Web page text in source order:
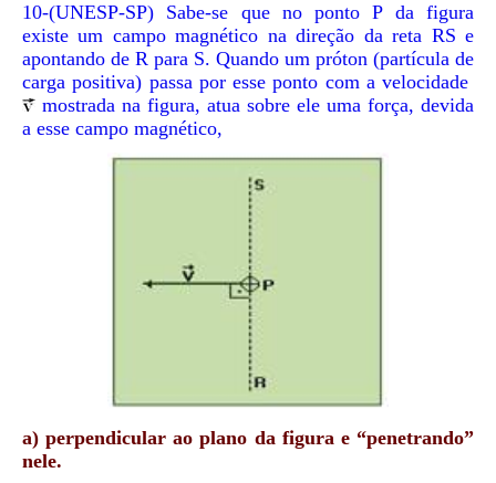
10-(UNESP-SP) Sabe-se que no ponto P da figura
existe um campo magnético na direção da reta RS e
apontando de R para S. Quando um próton (partícula de
carga positiva) passa por esse ponto com a velocidade
mostrada na figura, atua sobre ele uma força, devida
a esse campo magnético,
a) perpendicular ao plano da figura e “penetrando”
nele.